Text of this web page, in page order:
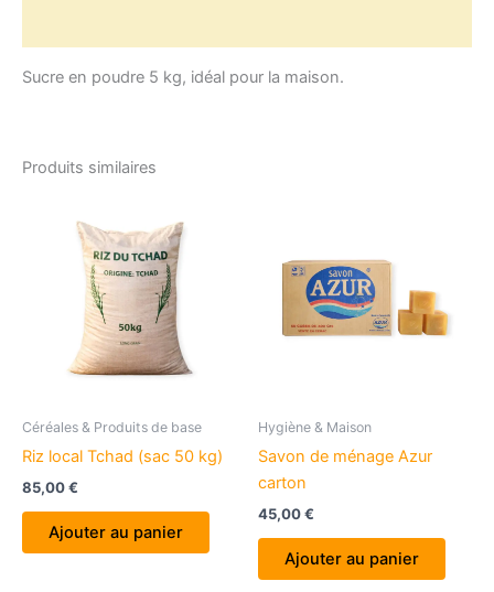
Sucre en poudre 5 kg, idéal pour la maison.
Produits similaires
Céréales & Produits de base
Riz local Tchad (sac 50 kg)
85,00€
Ajouter au panier
Hygiène & Maison
Savon de ménage Azur
carton
45,00€
Ajouter au panier